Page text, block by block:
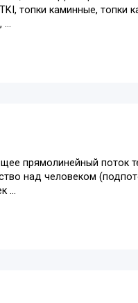
топки каминные,
...
прямолинейный поток
над человеком
...